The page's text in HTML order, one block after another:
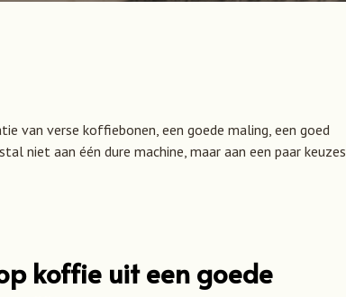
van verse koffiebonen, een goede maling, een goed
niet aan één dure machine, maar aan een paar keuzes
koffie uit een goede